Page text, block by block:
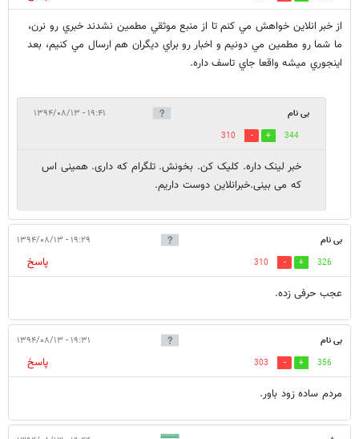
از خبر انلاين خواهش مي كنم تا از منبع موثقي مطمين نشدند خبري رو نرن،
ما شما رو مطمين مي دونيم و اخبار رو براي ديگران هم ارسال مي كنيم، بعد
اينجوري ميشه واقعا جاي تاسف داره.
بی نام ۱۹:۴۱ - ۱۳۹۴/۰۸/۱۳
344
310
خبر لینک داره. کلیک کن. بخونش. تلگرام که داری. همینی اس
که می بینی.خبرانلاین دوست داریم.
بی نام ۱۹:۲۹ - ۱۳۹۴/۰۸/۱۳
326
310
پاسخ
عجب حرفی زده.
بی نام ۱۹:۳۱ - ۱۳۹۴/۰۸/۱۳
356
303
پاسخ
مردم ساده زود باور.